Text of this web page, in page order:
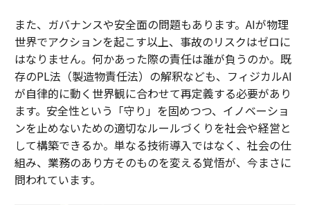
また、ガバナンスや安全面の問題もあります。AIが物理
世界でアクションを起こす以上、事故のリスクはゼロに
はなりません。何かあった際の責任は誰が負うのか。既
存のPL法（製造物責任法）の解釈なども、フィジカルAI
が自律的に動く世界観に合わせて再定義する必要があり
ます。安全性という「守り」を固めつつ、イノベーショ
ンを止めないための適切なルールづくりを社会や経営と
して構築できるか。単なる技術導入ではなく、社会の仕
組み、業務のあり方そのものを変える覚悟が、今まさに
問われています。